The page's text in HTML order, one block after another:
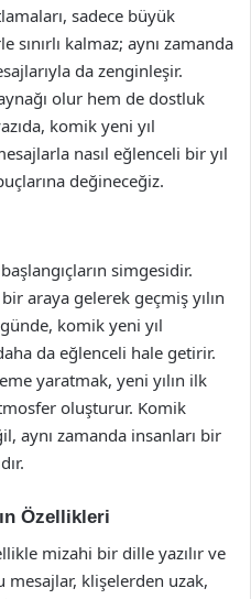
sadece büyük
kalmaz; aynı zamanda
da zenginleşir.
olur hem de dostluk
komik yeni yıl
nasıl eğlenceli bir yıl
değineceğiz.
simgesidir.
araya gelerek geçmiş yılın
komik yeni yıl
da eğlenceli hale getirir.
yaratmak, yeni yılın ilk
oluşturur. Komik
aynı zamanda insanları bir
Özellikleri
mizahi bir dille yazılır ve
mesajlar, klişelerden uzak,